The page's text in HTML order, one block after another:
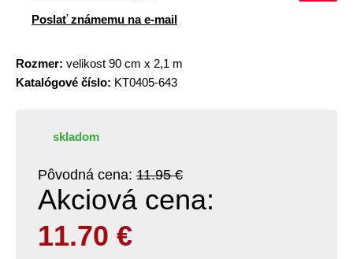
Poslať známemu na e-mail
Rozmer: velikost 90 cm x 2,1 m
Katalógové číslo: KT0405-643
skladom
Pôvodná cena: 11.95 €
Akciová cena:
11.70 €